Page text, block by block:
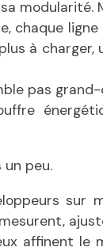
modularité.
chaque
à
pas grand-
un peu.
sur
affinent